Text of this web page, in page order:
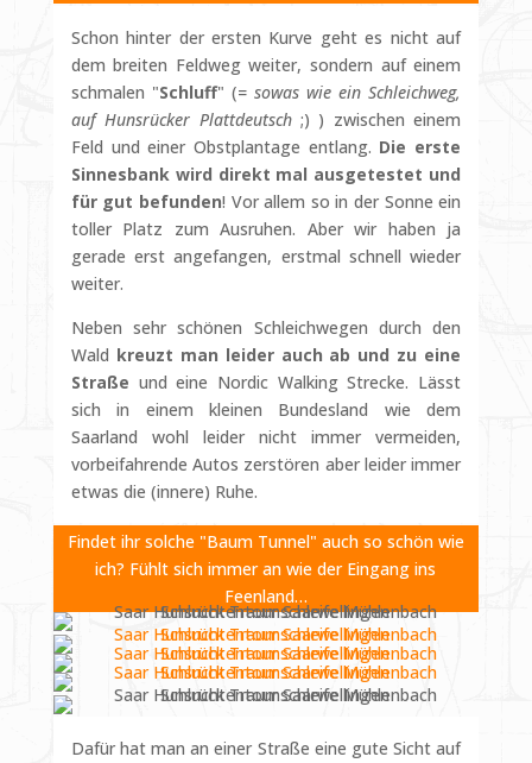
Schon hinter der ersten Kurve geht es nicht auf
dem breiten Feldweg weiter, sondern auf einem
schmalen "Schluff" (= sowas wie ein Schleichweg,
auf Hunsrücker Plattdeutsch;) ) zwischen einem
Feld und einer Obstplantage entlang. Die erste
Sinnesbank wird direkt mal ausgetestet und
für gut befunden! Vor allem so in der Sonne ein
toller Platz zum Ausruhen. Aber wir haben ja
gerade erst angefangen, erstmal schnell wieder
weiter.
Neben sehr schönen Schleichwegen durch den
Wald kreuzt man leider auch ab und zu eine
Straße und eine Nordic Walking Strecke. Lässt
sich in einem kleinen Bundesland wie dem
Saarland wohl leider nicht immer vermeiden,
vorbeifahrende Autos zerstören aber leider immer
etwas die (innere) Ruhe.
Findet ihr solche "Baum Tunnel" auch so schön wie
ich? Fühlt sich immer an wie der Eingang ins
Feenland…
Dafür hat man an einer Straße eine gute Sicht auf